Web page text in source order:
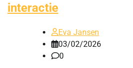
interactie
Eva Jansen
03/02/2026
0